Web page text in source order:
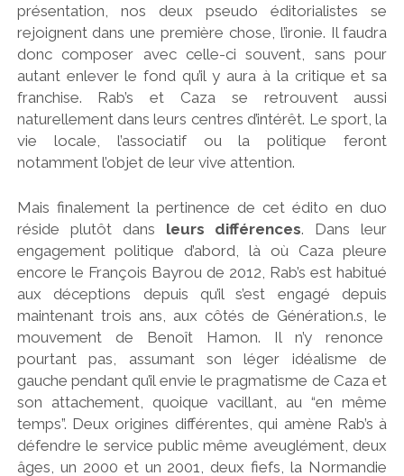
présentation, nos deux pseudo éditorialistes se
rejoignent dans une première chose, l’ironie. Il faudra
donc composer avec celle-ci souvent, sans pour
autant enlever le fond qu’il y aura à la critique et sa
franchise. Rab’s et Caza se retrouvent aussi
naturellement dans leurs centres d’intérêt. Le sport, la
vie locale, l’associatif ou la politique feront
notamment l’objet de leur vive attention.
Mais finalement la pertinence de cet édito en duo
réside plutôt dans leurs différences. Dans leur
engagement politique d’abord, là où Caza pleure
encore le François Bayrou de 2012, Rab’s est habitué
aux déceptions depuis qu’il s’est engagé depuis
maintenant trois ans, aux côtés de Génération.s, le
mouvement de Benoît Hamon. Il n’y renonce
pourtant pas, assumant son léger idéalisme de
gauche pendant qu’il envie le pragmatisme de Caza et
son attachement, quoique vacillant, au “en même
temps”. Deux origines différentes, qui amène Rab’s à
défendre le service public même aveuglément, deux
âges, un 2000 et un 2001, deux fiefs, la Normandie